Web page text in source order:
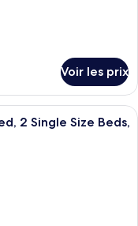
Voir les prix
d’hôtel moderne
2 Single Size Beds,